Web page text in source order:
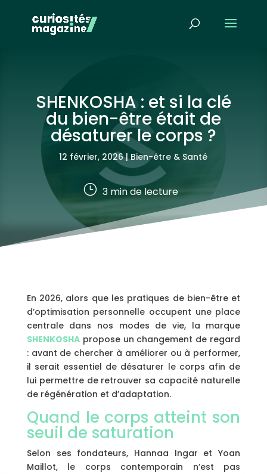
SHENKOSHA : et si la clé
du bien-être était de
désaturer le corps ?
12 février, 2026|Bien-être & Santé
} 3min de lecture
En 2026, alors que les pratiques de bien-être et
d’optimisation personnelle occupent une place
centrale dans nos modes de vie, la marque
SHENKOSHApropose un changement de regard
: avant de chercher à améliorer ou à performer,
il serait essentiel de désaturer le corps afin de
lui permettre de retrouver sa capacité naturelle
de régénération et d’adaptation.
Quand le corps atteint son
seuil de saturation
Selon ses fondateurs, Hannaa Ingar et Yoan
Maillot, le corps contemporain n’est pas